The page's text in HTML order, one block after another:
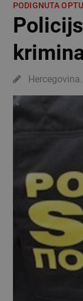
PODIGNUTA